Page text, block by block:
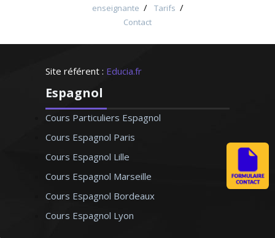
enseignante / Tarifs /
Contact
Site référent : Educia.fr
Espagnol
Cours Particuliers Espagnol
Cours Espagnol Paris
Cours Espagnol Lille
Cours Espagnol Marseille
Cours Espagnol Bordeaux
Cours Espagnol Lyon